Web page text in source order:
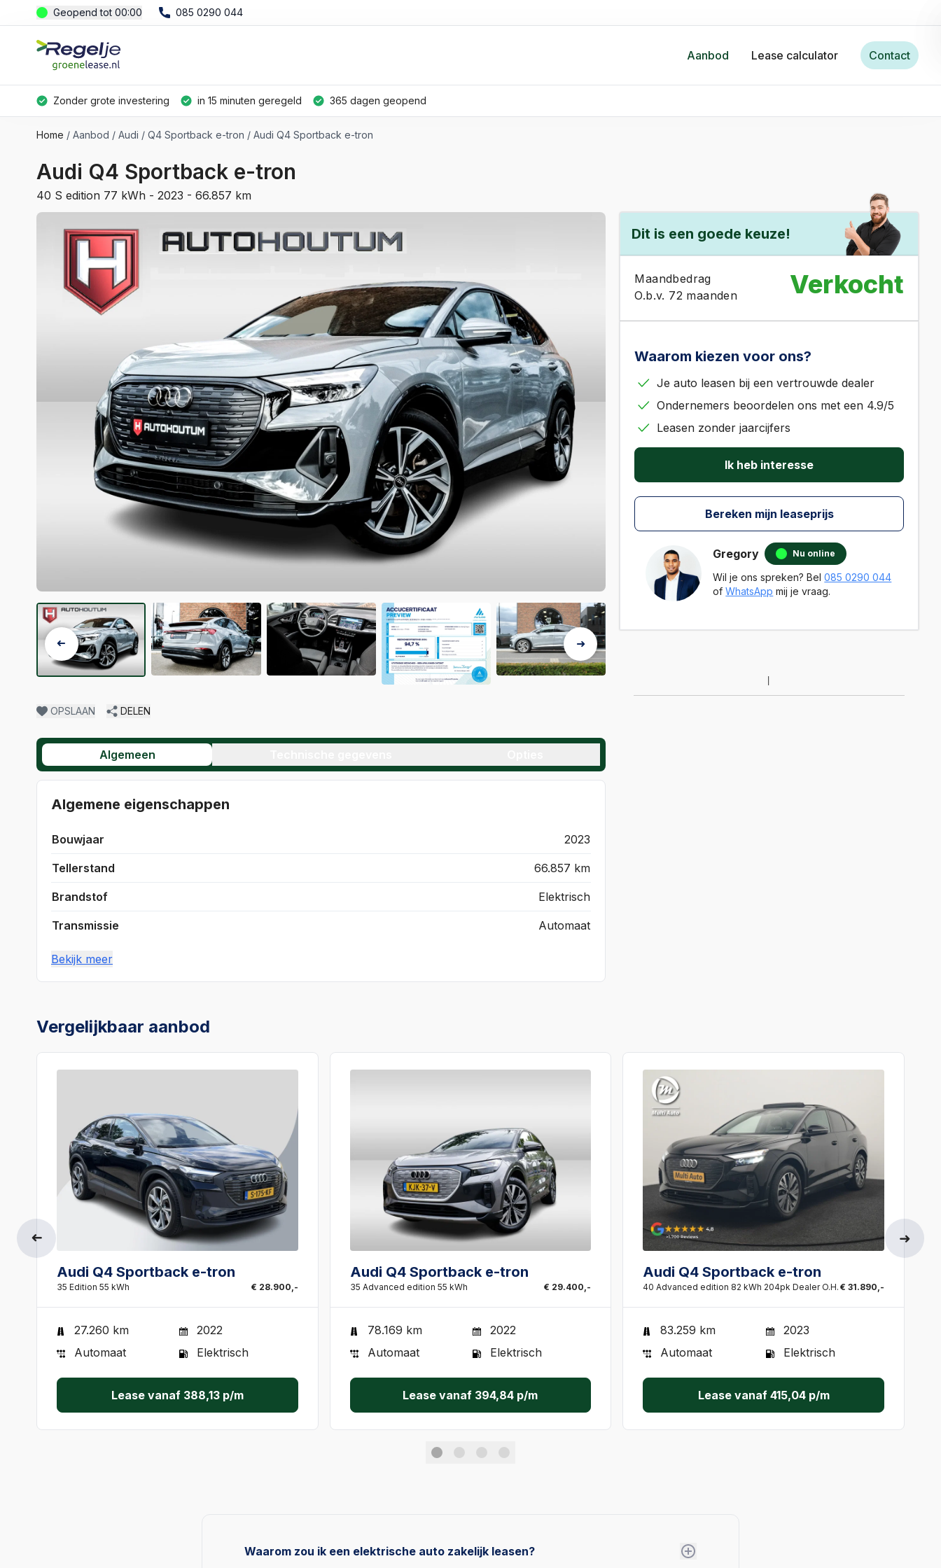
Geopend tot 00:00 085 0290 044
Aanbod Lease calculator Contact
Zonder grote investering in 15 minuten geregeld 365 dagen geopend
Home Aanbod Audi Q4 Sportback e-tron Audi Q4 Sportback e-tron
Audi Q4 Sportback e-tron
40 S edition 77 kWh - 2023 - 66.857 km
OPSLAAN DELEN
Algemeen
Algemene eigenschappen
Bouwjaar 2023
Tellerstand 66.857 km
Brandstof Elektrisch
Transmissie Automaat
Bekijk meer
Dit is een goede keuze!
Maandbedrag
O.b.v. 72 maanden
Verkocht
Waarom kiezen voor ons?
Je auto leasen bij een vertrouwde dealer
Ondernemers beoordelen ons met een 4.9/5
Leasen zonder jaarcijfers
Ik heb interesse
Bereken mijn leaseprijs
Gregory Nu online
Wil je ons spreken? Bel085 0290 044
ofWhatsApp mij je vraag.
Vergelijkbaar aanbod
Audi Q4 Sportback e-tron
35 Edition 55 kWh € 28.900,-
27.260 km
2022
Automaat
Elektrisch
Lease vanaf 388,13p/m
Audi Q4 Sportback e-tron
35 Advanced edition 55 kWh € 29.400,-
78.169 km
2022
Automaat
Elektrisch
Lease vanaf 394,84 p/m
Audi Q4 Sportback e-tron
40 Advanced edition 82 kWh 204pk Dealer O.H. € 31.890,-
83.259 km
2023
Automaat
Elektrisch
Lease vanaf 415,04p/m
Waarom zou ik een elektrische auto zakelijk leasen?